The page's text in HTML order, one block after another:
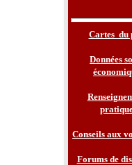
Cartes du
Données
Conseils aux
Forums de